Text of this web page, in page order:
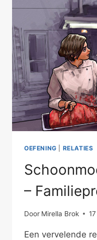
OEFENING RELATIES
–
Door Mirella Brok
Een vervelende